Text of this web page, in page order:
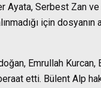
Ayata, Serbest Zan ve
için dosyanın
Emrullah Kurcan,
etti. Bülent Alp